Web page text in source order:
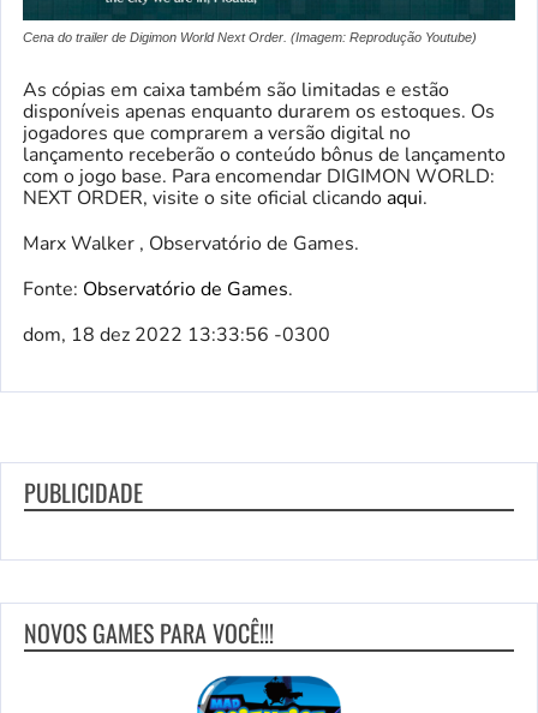
Cena do trailer de Digimon World Next Order. (Imagem: Reprodução Youtube)
As cópias em caixa também são limitadas e estão
disponíveis apenas enquanto durarem os estoques. Os
jogadores que comprarem a versão digital no
lançamento receberão o conteúdo bônus de lançamento
com o jogo base. Para encomendar DIGIMON WORLD:
NEXT ORDER, visite o site oficial clicandoaqui.
Marx Walker , Observatório de Games.
Fonte: Observatório de Games.
dom, 18 dez 2022 13:33:56 -0300
PUBLICIDADE
NOVOS GAMES PARA VOCÊ!!!